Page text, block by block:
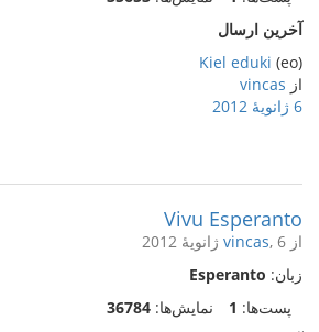
آخرین ارسال
(eo)
Kiel eduki
از vincas
6 ژانویهٔ 2012
Vivu Esperanto
از vincas, 6 ژانویهٔ 2012
زبان: Esperanto
پست‌ها: 1 نمایش‌ها: 36784